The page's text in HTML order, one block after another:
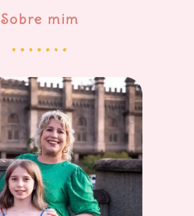
Sobre mim